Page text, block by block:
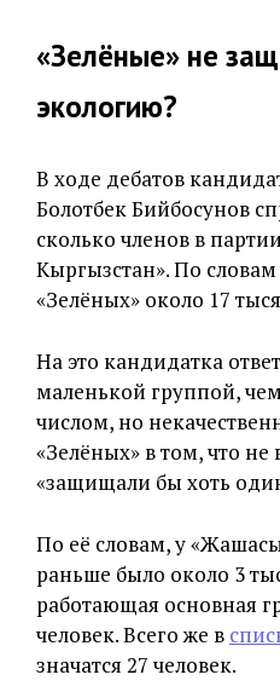
«Зелёные» не
экологию?
В ходе дебатов
Болотбек Бийбосунов
сколько членов в
Кыргызстан». По
«Зелёных» около 17
На это кандидатка
маленькой группой,
числом, но
«Зелёных» в том, что не
«защищали бы хоть
По её словам, у
раньше было около 3
работающая основная
человек. Всего же в
значатся 27 человек.